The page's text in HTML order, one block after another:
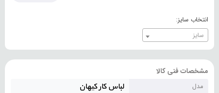
انتخاب سایز:
سایز
مشخصات فنی کالا
مدل لباس کار کیهان